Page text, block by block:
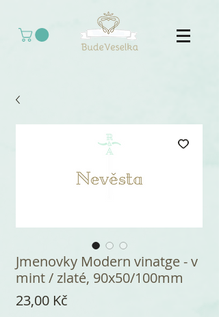
Jmenovky Modern vinatge - v
mint / zlaté, 90x50/100mm
23,00 Kč